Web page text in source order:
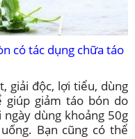
có tác dụng chữa táo
giải độc, lợi tiểu, dùng
giảm táo bón do
dùng khoảng 50g
Bạn cũng có thể